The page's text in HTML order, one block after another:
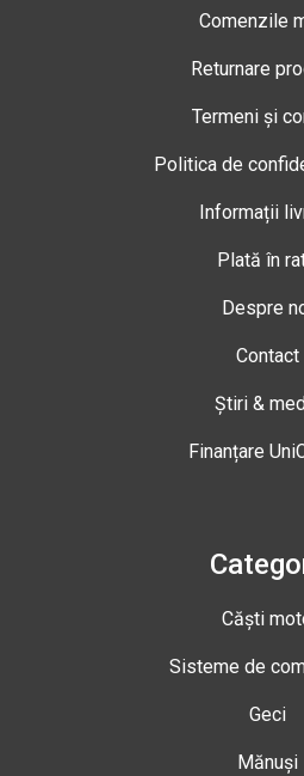
Comenzile
Returnare
Termeni și
Politica de
Informații
Plată în
Despre
Contact
Știri &
Finanțare
Căști
Sisteme de
Geci
Mănuși